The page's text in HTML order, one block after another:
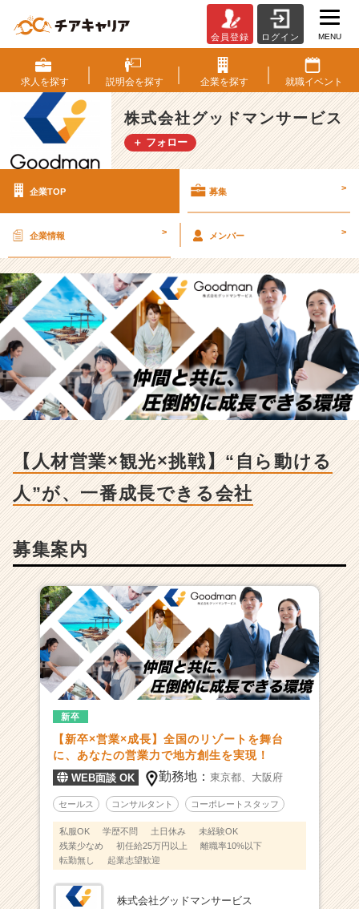
式
会
社
グ
ッ
ド
ー
の
採
用/
求
人
-
【人
材
営
業
光
挑
け
る
人”が、
一
成
長
で
き
会
社
|
ベ
ン
ャ
ー・
成
企
会員登録 ログイン MENU
求人を探す 説明会を探す 企業を探す 就職イベント
株式会社グッドマンサービス
＋ フォロー
企業TOP 募集 >
企業情報 > メンバー >
【人材営業×観光×挑戦】“自ら動ける
人”が、一番成長できる会社
募集案内
新卒
【新卒×営業×成長】全国のリゾートを舞台
に、あなたの営業力で地方創生を実現！
WEB面談 OK 勤務地：東京都、 大阪府
セールス コンサルタント コーポレートスタッフ
私服OK 学歴不問 土日休み
未経験OK
残業少なめ
初任給25万円以上
離職率10%以下
転勤無し
起業志望歓迎
株式会社グッドマンサービス